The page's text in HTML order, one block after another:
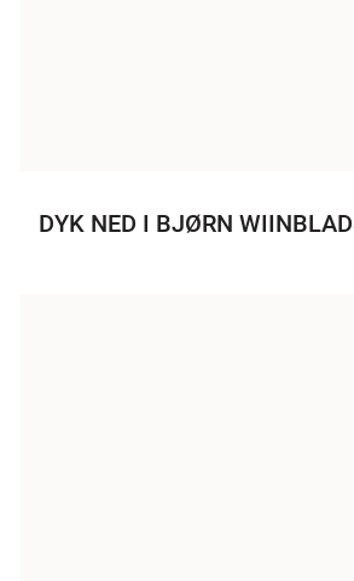
DYK NED I BJØRN